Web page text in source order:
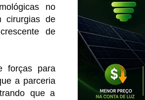
no
cirurgias de
de
forças para
a parceria
que a